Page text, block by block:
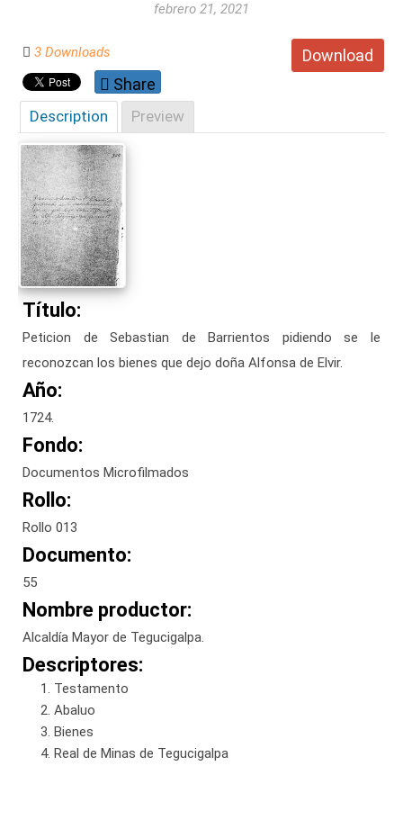
febrero 21, 2021
Download
3 Downloads
Share
Description Preview
Título:
Peticion de Sebastian de Barrientos pidiendo se le
reconozcan los bienes que dejo doña Alfonsa de Elvir.
Año:
1724.
Fondo:
Documentos Microfilmados
Rollo:
Rollo 013
Documento:
55
Nombre productor:
Alcaldía Mayor de Tegucigalpa.
Descriptores:
Testamento
Abaluo
Bienes
Real de Minas de Tegucigalpa